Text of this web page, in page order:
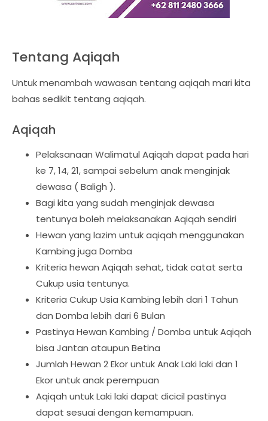
Tentang Aqiqah
Untuk menambah wawasan tentang aqiqah mari kita
bahas sedikit tentang aqiqah.
Aqiqah
Pelaksanaan Walimatul Aqiqah dapat pada hari
ke 7, 14, 21, sampai sebelum anak menginjak
dewasa ( Baligh ).
Bagi kita yang sudah menginjak dewasa
tentunya boleh melaksanakan Aqiqah sendiri
Hewan yang lazim untuk aqiqah menggunakan
Kambing juga Domba
Kriteria hewan Aqiqah sehat, tidak catat serta
Cukup usia tentunya.
Kriteria Cukup Usia Kambing lebih dari 1 Tahun
dan Domba lebih dari 6 Bulan
Pastinya Hewan Kambing / Domba untuk Aqiqah
bisa Jantan ataupun Betina
Jumlah Hewan 2 Ekor untuk Anak Laki laki dan 1
Ekor untuk anak perempuan
Aqiqah untuk Laki laki dapat dicicil pastinya
dapat sesuai dengan kemampuan.